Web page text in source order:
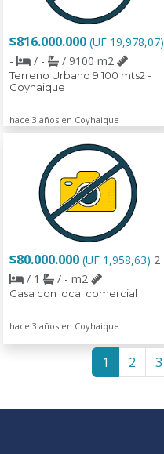
$816.000.000 (UF 19,978,07)
-
/ - / 9100 m2
Terreno Urbano 9.100 mts2 -
Coyhaique
hace 3 años en Coyhaique
$80.000.000 (UF 1,958,63) 2
/ 1
/ - m2
Casa con local comercial
hace 3 años en Coyhaique
1 2 3